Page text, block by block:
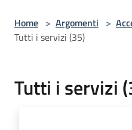
Home > Argomenti >
Tutti i servizi (35)
Tutti i servizi